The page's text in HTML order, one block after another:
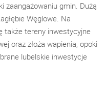
zaangażowaniu gmin. Dużą
Węglowe. Na
także tereny inwestycyjne
oraz złoża wapienia, opoki
lubelskie inwestycje